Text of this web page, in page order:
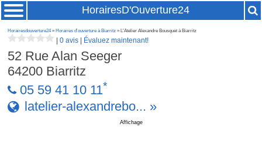
HorairesD'Ouverture24
Horairesdouverture24» Horaires d'ouverture à Biarritz » L'Atelier Alexandre Bousquet à Biarritz
|0 avis Évaluez maintenant!
52 Rue Alan Seeger
64200 Biarritz
05 59 41 10 11*
latelier-alexandrebo... »
Affichage